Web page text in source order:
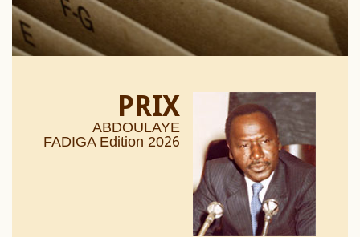
PRIX
ABDOULAYE
FADIGA Edition 2026